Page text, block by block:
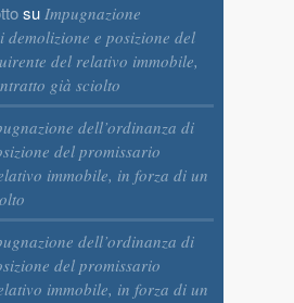
su Impugnazione
demolizione e posizione del
del relativo immobile,
già sciolto
dell’ordinanza di
del promissario
immobile, in forza di un
dell’ordinanza di
del promissario
immobile, in forza di un